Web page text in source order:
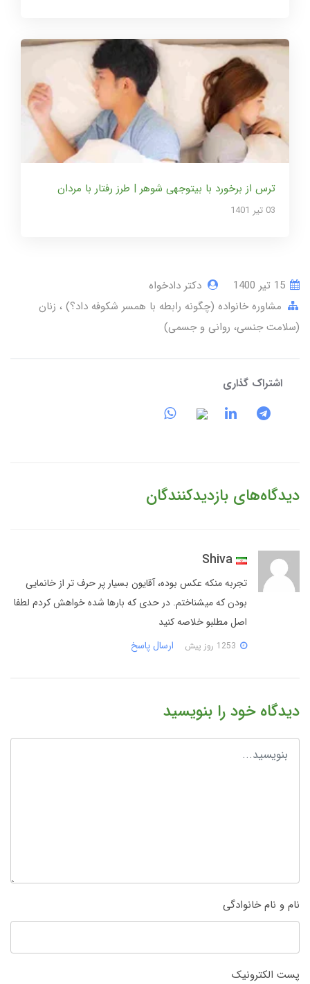
ترس از برخورد با بیتوجهی شوهر | طرز رفتار با مردان
03 تير 1401
دکتر دادخواه
مشاوره خانواده (چگونه رابطه با همسر شکوفه داد؟) زنان
(سلامت جنسی، روانی و جسمی)
اشتراک گذاری
دیدگاه‌های بازدیدکنندگان
Shiva
تجربه منکه عکس بوده، آقایون بسیار پر حرف تر از خانمایی
بودن که میشناختم. در حدی که بارها شده خواهش کردم لطفا
اصل مطلبو خلاصه کنید
ارسال پاسخ
دیدگاه خود را بنویسید
نام و نام خانوادگی
پست الکترونیک